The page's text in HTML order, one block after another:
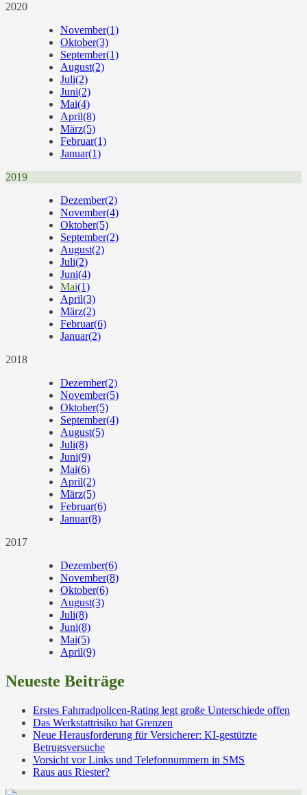
2020
November(1)
Oktober(3)
September(1)
August(2)
Juli(2)
Juni(2)
Mai(4)
April(8)
März(5)
Februar(1)
Januar(1)
2019
Dezember(2)
November(4)
Oktober(5)
September(2)
August(2)
Juli(2)
Juni(4)
Mai(1)
April(3)
März(2)
Februar(6)
Januar(2)
2018
Dezember(2)
November(5)
Oktober(5)
September(4)
August(5)
Juli(8)
Juni(9)
Mai(6)
April(2)
März(5)
Februar(6)
Januar(8)
2017
Dezember(6)
November(8)
Oktober(6)
August(3)
Juli(8)
Juni(8)
Mai(5)
April(9)
Neueste Beiträge
Erstes Fahrradpolicen-Rating legt große Unterschiede offen
Das Werkstattrisiko hat Grenzen
Neue Herausforderung für Versicherer: KI-gestützte
Betrugsversuche
Vorsicht vor Links und Telefonnummern in SMS
Raus aus Riester?